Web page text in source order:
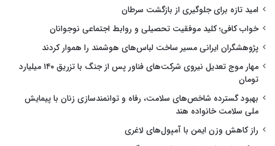
امید تازه برای جلوگیری از بازگشت سرطان
خواب کافی؛ کلید موفقیت تحصیلی و روابط اجتماعی نوجوانان
پژوهشگران ایرانی مسیر ساخت لباس‌های هوشمند را هموار کردند
مهار موج تعدیل نیروی شرکت‌های فناور پس از جنگ با تزریق ۱۴۰ میلیارد
تومان
بهبود گسترده شاخص‌های سلامت، رفاه و توانمندسازی زنان با پیمایش
ملی سلامت خانواده هند
راز کاهش وزن ایمن با آمپول‌های لاغری